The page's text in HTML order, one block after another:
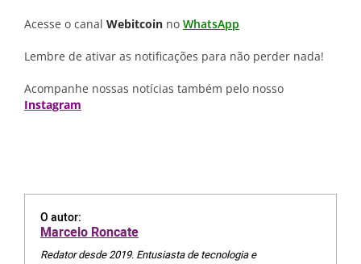
Acesse o canal Webitcoin no WhatsApp
Lembre de ativar as notificações para não perder nada!
Acompanhe nossas notícias também pelo nosso
Instagram
O autor:
Marcelo Roncate
Redator desde 2019. Entusiasta de tecnologia e